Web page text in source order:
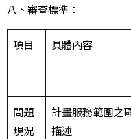
八、審查標準：
項目 具體內容
問題
現況
計畫服務範圍之
描述